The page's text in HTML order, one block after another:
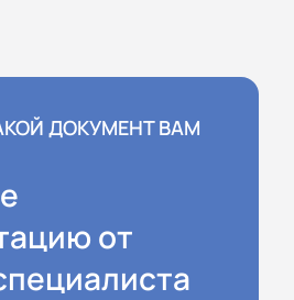
ДОКУМЕНТ ВАМ
от